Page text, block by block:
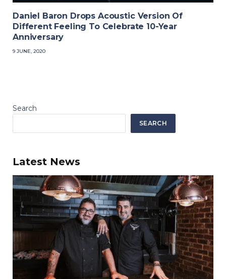
Daniel Baron Drops Acoustic Version Of
Different Feeling To Celebrate 10-Year
Anniversary
9 JUNE, 2020
Search
SEARCH
Latest News